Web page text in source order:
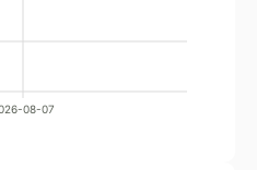
08-07